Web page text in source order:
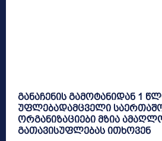
განაჩენის გამოტანიდან 1
უფლებადამცველი
ორგანიზაციები მზია
გათავისუფლებას ითხოვენ